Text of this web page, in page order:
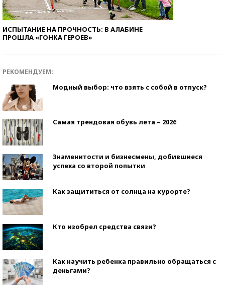
ИСПЫТАНИЕ НА ПРОЧНОСТЬ: В АЛАБИНЕ
ПРОШЛА «ГОНКА ГЕРОЕВ»
РЕКОМЕНДУЕМ:
Модный выбор: что взять с собой в отпуск?
Самая трендовая обувь лета – 2026
Знаменитости и бизнесмены, добившиеся
успеха со второй попытки
Как защититься от солнца на курорте?
Кто изобрел средства связи?
Как научить ребенка правильно обращаться с
деньгами?